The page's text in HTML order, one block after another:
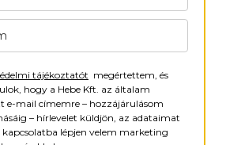
tájékoztatót megértettem, és
hogy a Hebe Kft. az általam
e-mail címemre – hozzájárulásom
– hírlevelet küldjön, az adataimat
kapcsolatba lépjen velem marketing